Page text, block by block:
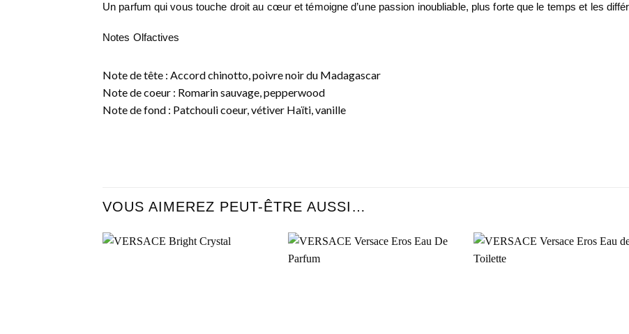
Un parfum qui vous touche droit au cœur et témoigne d’une passion inoubliable, plus forte que le temps et les
Notes Olfactives
Note de tête : Accord chinotto, poivre noir du Madagascar
Note de coeur : Romarin sauvage, pepperwood
Note de fond : Patchouli coeur, vétiver Haïti, vanille
VOUS AIMEREZ PEUT-ÊTRE AUSSI…